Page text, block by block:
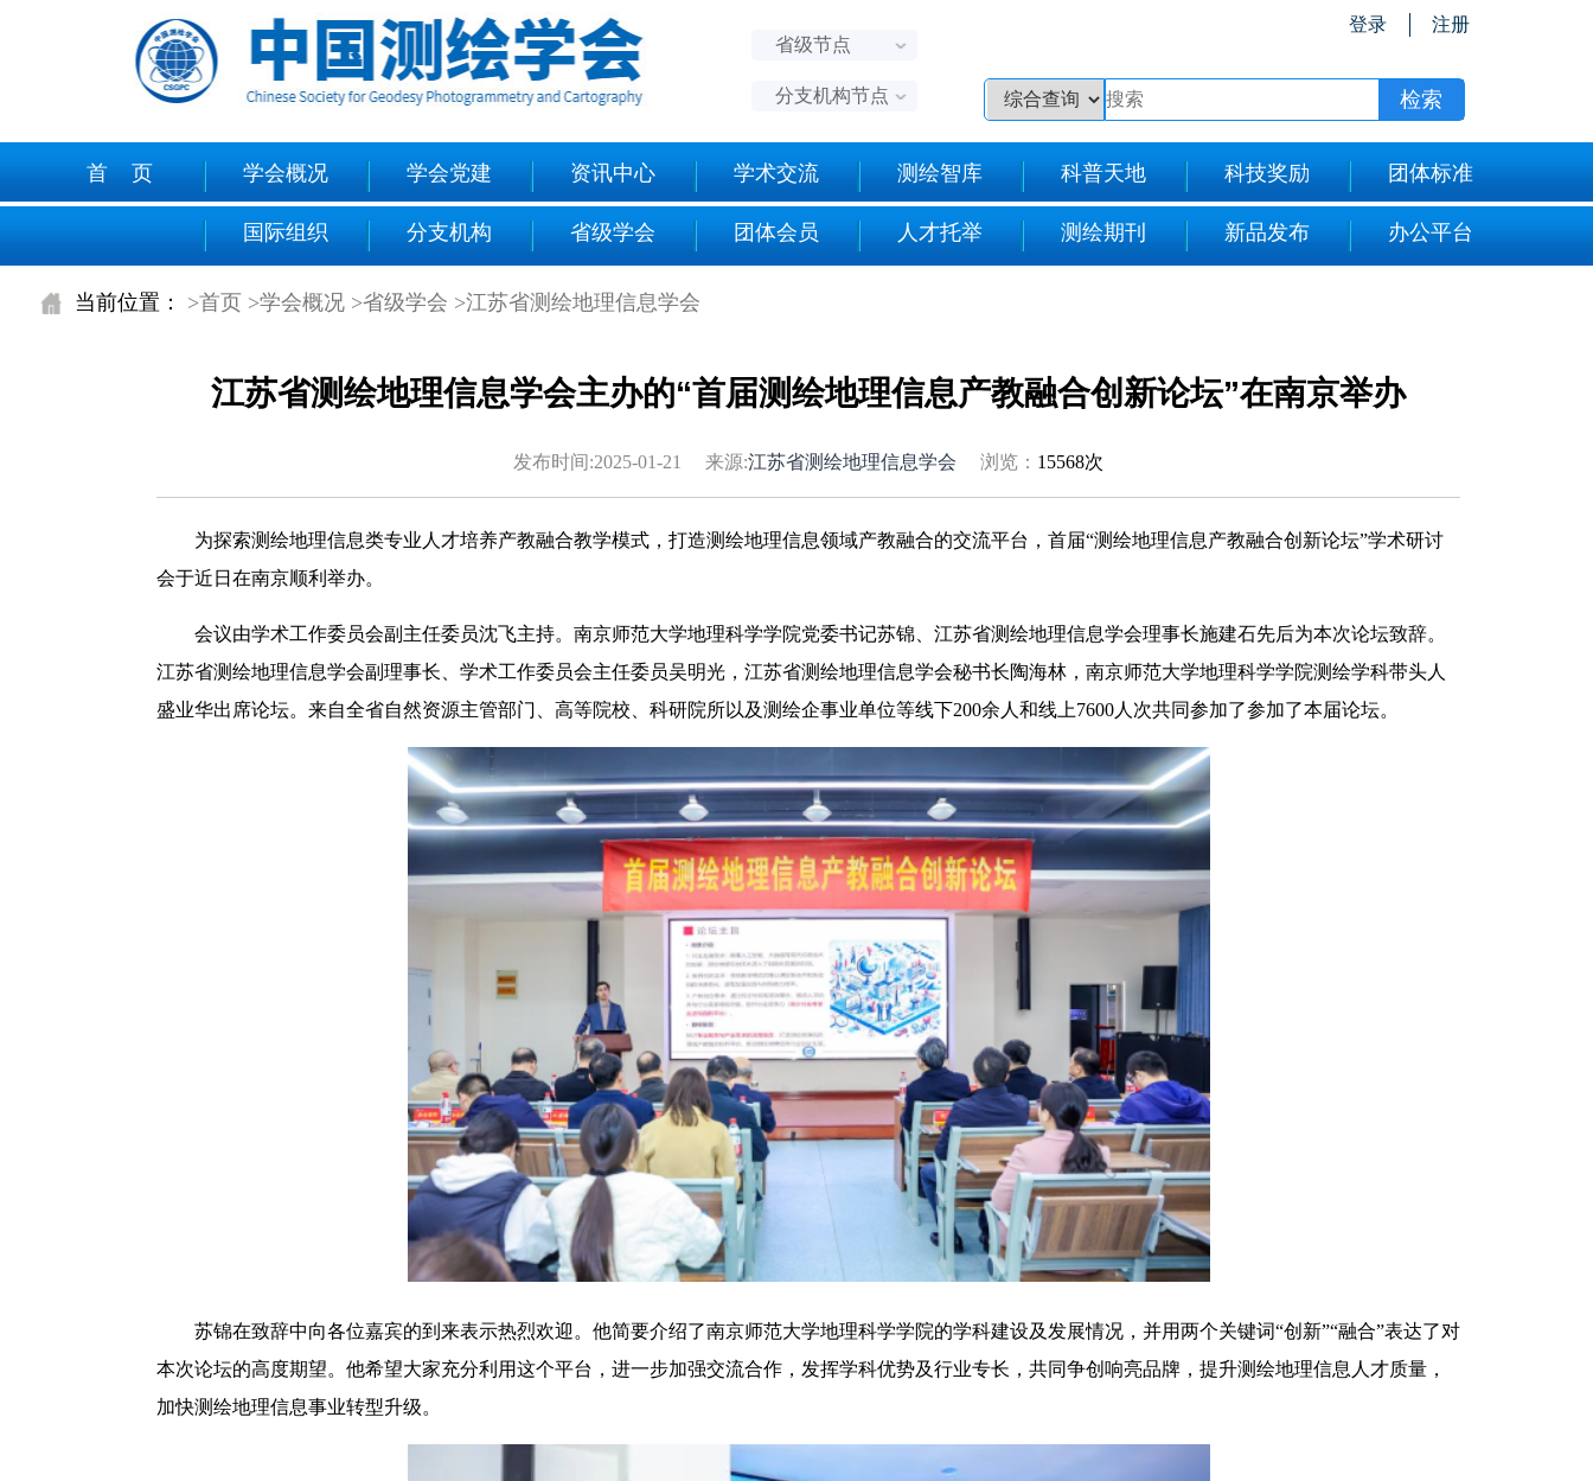
省级节点
分支机构节点
登录 注册
首 页 学会概况 学会党建 资讯中心 学术交流 测绘智库 科普天地 科技奖励 团体标准
国际组织 分支机构 省级学会 团体会员 人才托举 测绘期刊 新品发布 办公平台
当前位置： >首页 >学会概况 >省级学会 >江苏省测绘地理信息学会
江苏省测绘地理信息学会主办的“首届测绘地理信息产教融合创新论坛”在南京举办
发布时间:2025-01-21 来源:江苏省测绘地理信息学会 浏览： 15568次
为探索测绘地理信息类专业人才培养产教融合教学模式，打造测绘地理信息领域产教融合的交流平台，首届“测绘地理信息产教融合创新论坛”学术研讨
会于近日在南京顺利举办。
会议由学术工作委员会副主任委员沈飞主持。南京师范大学地理科学学院党委书记苏锦、江苏省测绘地理信息学会理事长施建石先后为本次论坛致辞。
江苏省测绘地理信息学会副理事长、学术工作委员会主任委员吴明光，江苏省测绘地理信息学会秘书长陶海林，南京师范大学地理科学学院测绘学科带头人
盛业华出席论坛。来自全省自然资源主管部门、高等院校、科研院所以及测绘企事业单位等线下200余人和线上7600人次共同参加了参加了本届论坛。
苏锦在致辞中向各位嘉宾的到来表示热烈欢迎。他简要介绍了南京师范大学地理科学学院的学科建设及发展情况，并用两个关键词“创新”“融合”表达了对
本次论坛的高度期望。他希望大家充分利用这个平台，进一步加强交流合作，发挥学科优势及行业专长，共同争创响亮品牌，提升测绘地理信息人才质量，
加快测绘地理信息事业转型升级。